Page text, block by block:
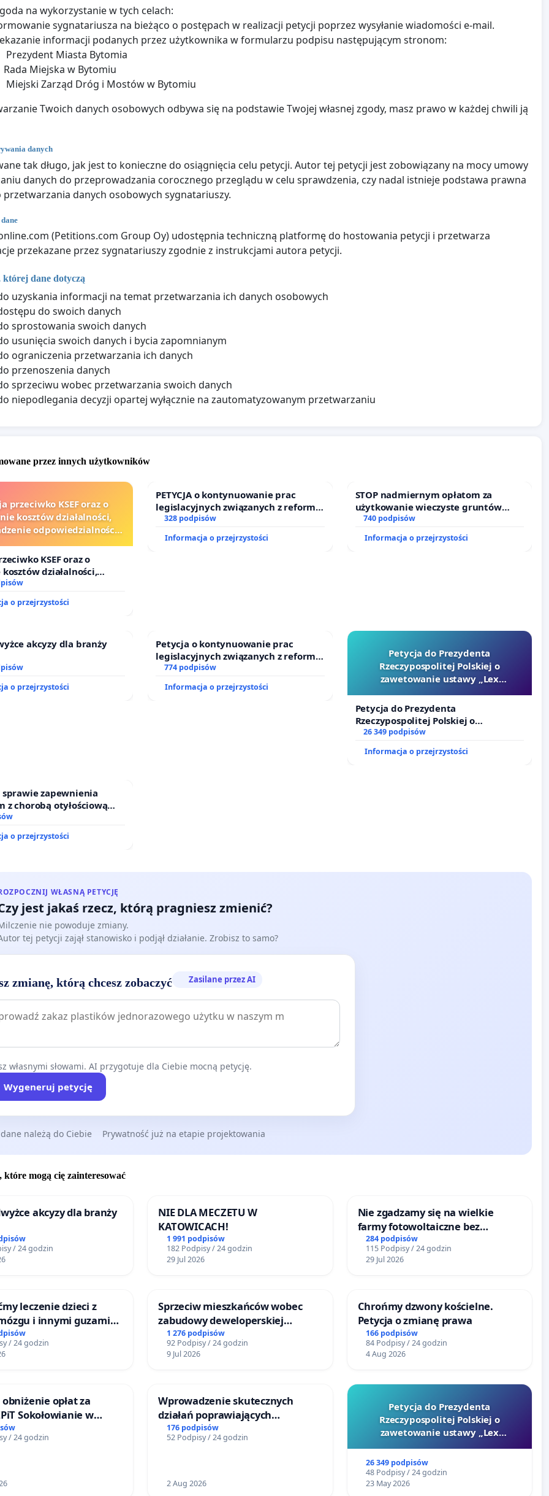
na wykorzystanie w tych celach:
sygnatariusza na bieżąco o postępach w realizacji petycji poprzez wysyłanie wiadomości e-mail.
informacji podanych przez użytkownika w formularzu podpisu następującym stronom:
Prezydent Miasta Bytomia
Rada Miejska w Bytomiu
Miejski Zarząd Dróg i Mostów w Bytomiu
Twoich danych osobowych odbywa się na podstawie Twojej własnej zgody, masz prawo w każdej chwili ją
danych
tak długo, jak jest to konieczne do osiągnięcia celu petycji. Autor tej petycji jest zobowiązany na mocy umowy
danych do przeprowadzania corocznego przeglądu w celu sprawdzenia, czy nadal istnieje podstawa prawna
przetwarzania danych osobowych sygnatariuszy.
(Petitions.com Group Oy) udostępnia techniczną platformę do hostowania petycji i przetwarza
przekazane przez sygnatariuszy zgodnie z instrukcjami autora petycji.
której dane dotyczą
uzyskania informacji na temat przetwarzania ich danych osobowych
do swoich danych
sprostowania swoich danych
usunięcia swoich danych i bycia zapomnianym
ograniczenia przetwarzania ich danych
przenoszenia danych
sprzeciwu wobec przetwarzania swoich danych
niepodlegania decyzji opartej wyłącznie na zautomatyzowanym przetwarzaniu
przez innych użytkowników
przeciwko KSEF oraz o
kosztów działalności,
odpowiedzialności
i sędziów
KSEF oraz o
działalności,
odpowiedzialności
kluczowych urzędników i
o przejrzystości
PETYCJA o kontynuowanie prac
legislacyjnych związanych z reformą
prawa rodzinnego
328 podpisów
Informacja o przejrzystości
STOP nadmiernym opłatom za
użytkowanie wieczyste gruntów
zajmowanych przez rodzinne ogrody
działkowe.
740 podpisów
Informacja o przejrzystości
akcyzy dla branży
o przejrzystości
Petycja o kontynuowanie prac
legislacyjnych związanych z reformą
prawa rodzinnego
774 podpisów
Informacja o przejrzystości
Petycja do Prezydenta
Rzeczypospolitej Polskiej o
zawetowanie ustawy „Lex
Petycja do Prezydenta
Rzeczypospolitej Polskiej o
zawetowanie ustawy „Lex Szarlatan”
26 349 podpisów
Informacja o przejrzystości
sprawie zapewnienia
z chorobą otyłościową
kompleksowego leczenia
profilaktycznych.
o przejrzystości
WŁASNĄ PETYCJĘ
jest jakaś rzecz, którą pragniesz zmienić?
nie powoduje zmiany.
tej petycji zajął stanowisko i podjął działanie. Zrobisz to samo?
zmianę, którą chcesz zobaczyć Zasilane przez AI
własnymi słowami. AI przygotuje dla Ciebie mocną petycję.
Wygeneruj petycję
należą do Ciebie Prywatność już na etapie projektowania
które mogą cię zainteresować
akcyzy dla branży
/ 24 godzin
NIE DLA MECZETU W
KATOWICACH!
1 991 podpisów
182 Podpisy / 24 godzin
29 Jul 2026
Nie zgadzamy się na wielkie
farmy fotowoltaiczne bez
rzetelnych analiz i akceptacji
mieszkańców
284 podpisów
115 Podpisy / 24 godzin
29 Jul 2026
leczenie dzieci z
i innymi guzami
Górnośląskiego
Zdrowia Dziecka w
/ 24 godzin
Sprzeciw mieszkańców wobec
zabudowy deweloperskiej
terenow zielonych w rejonie
Bulwarów Straceńskich w
Bielsku-Białej
1 276 podpisów
92 Podpisy / 24 godzin
9 Jul 2026
Chrońmy dzwony kościelne.
Petycja o zmianę prawa
166 podpisów
84 Podpisy / 24 godzin
4 Aug 2026
obniżenie opłat za
Sokołowianie w
Ośrodku Kultury
/ 24 godzin
Wprowadzenie skutecznych
działań poprawiających
bezpieczeństwo na ulicy
Żeromskiego w Otwocku
176 podpisów
52 Podpisy / 24 godzin
2 Aug 2026
Petycja do Prezydenta
Rzeczypospolitej Polskiej o
zawetowanie ustawy „Lex
26 349 podpisów
48 Podpisy / 24 godzin
23 May 2026